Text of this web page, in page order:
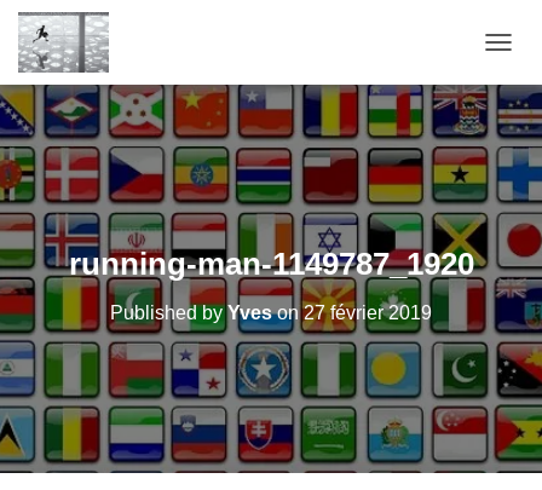
running-man-1149787_1920
Published byYveson27 février 2019